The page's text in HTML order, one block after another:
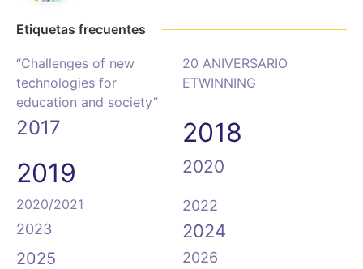
Etiquetas frecuentes
“Challenges of new
technologies for
education and society”
20 ANIVERSARIO
ETWINNING
2017
2018
2019
2020
2020/2021
2022
2023
2024
2025 2026